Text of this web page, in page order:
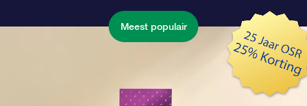
Meest populair